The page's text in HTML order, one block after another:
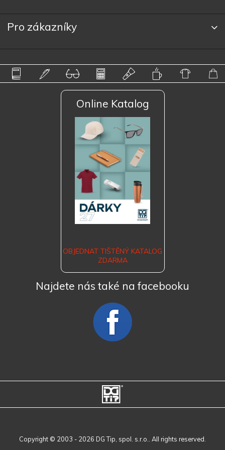
Pro zákazníky
Online Katalog
OBJEDNAT TIŠTĚNÝ KATALOG
ZDARMA
Najdete nás také na facebooku
Copyright © 2003 - 2026 DG Tip, spol. s.r.o.. All rights reserved.